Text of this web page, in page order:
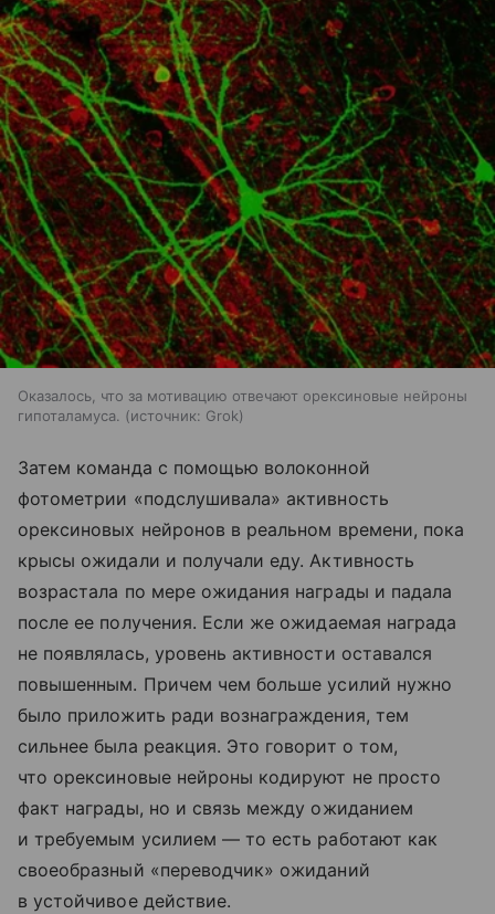
Оказалось, что за мотивацию отвечают орексиновые нейроны
гипоталамуса.
источник: Grok
Затем команда с помощью волоконной
фотометрии «подслушивала» активность
орексиновых нейронов в реальном времени, пока
крысы ожидали и получали еду. Активность
возрастала по мере ожидания награды и падала
после ее получения. Если же ожидаемая награда
не появлялась, уровень активности оставался
повышенным. Причем чем больше усилий нужно
было приложить ради вознаграждения, тем
сильнее была реакция. Это говорит о том,
что орексиновые нейроны кодируют не просто
факт награды, но и связь между ожиданием
и требуемым усилием — то есть работают как
своеобразный «переводчик» ожиданий
в устойчивое действие.